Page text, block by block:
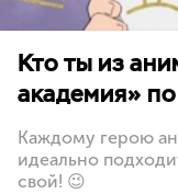
Кто ты из
академия»
Каждому герою
идеально
свой! 😉